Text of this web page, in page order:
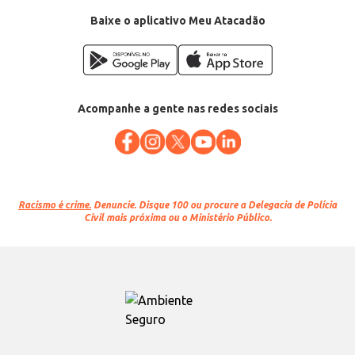
Baixe o aplicativo Meu Atacadão
Acompanhe a gente nas redes sociais
Racismo é crime. Denuncie. Disque 100 ou procure a Delegacia de Polícia
Civil mais próxima ou o Ministério Público.